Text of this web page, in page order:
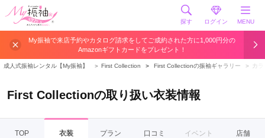
探す ログイン MENU
My振袖で来店予約やカタログ請求をしてご成約された方に1,000円分の
Amazonギフトカードをプレゼント！
成人式振袖レンタル【My振袖】 ＞ First Collection ＞ First Collectionの振袖ギャラリー ＞ カ
First Collectionの取り扱い衣装情報
TOP 衣装 プラン 口コミ イベント 店舗